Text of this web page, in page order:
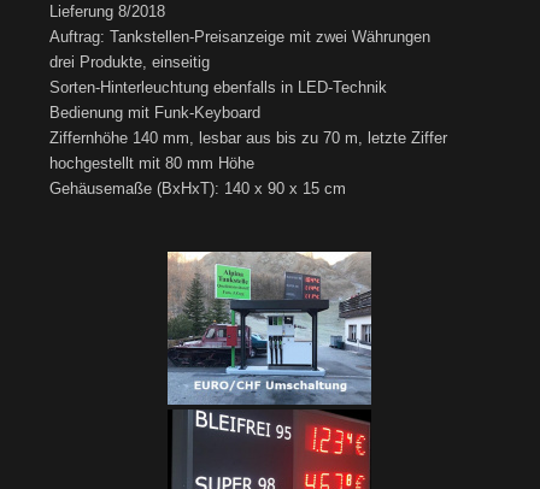
Lieferung 8/2018
Auftrag: Tankstellen-Preisanzeige mit zwei Währungen
drei Produkte, einseitig
Sorten-Hinterleuchtung ebenfalls in LED-Technik
Bedienung mit Funk-Keyboard
Ziffernhöhe 140 mm, lesbar aus bis zu 70 m, letzte Ziffer
hochgestellt mit 80 mm Höhe
Gehäusemaße (BxHxT): 140 x 90 x 15 cm